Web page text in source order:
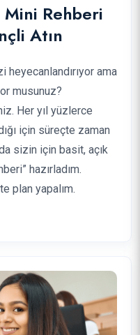
Mini Rehberi
Atın
heyecanlandırıyor ama
musunuz?
Her yıl yüzlerce
için süreçte zaman
sizin için basit, açık
hazırladım.
plan yapalım.